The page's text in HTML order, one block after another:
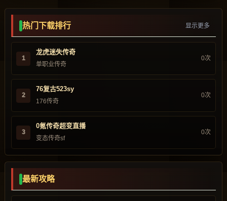
热门下载排行 显示更多
1
龙虎迷失传奇
单职业传奇
0次
2
76复古523sy
176传奇
0次
3
0氪传奇超变直播
变态传奇sf
0次
最新攻略